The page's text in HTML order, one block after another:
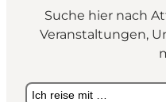
Veranstaltungen
Städte und
Suche hier nach
Veranstaltungen,
Ich reise mit …